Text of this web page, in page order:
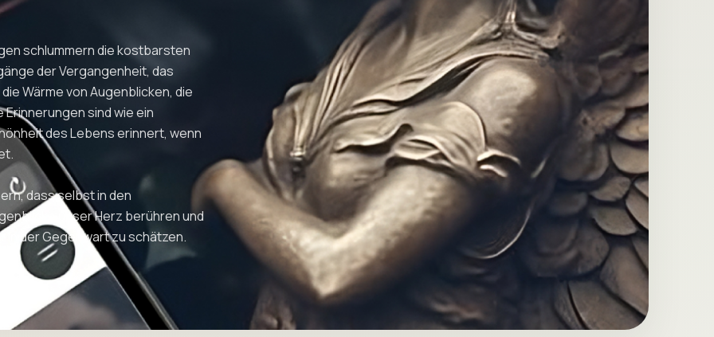
schlummern die kostbarsten
der Vergangenheit, das
Wärme von Augenblicken, die
sind wie ein
des Lebens erinnert, wenn
dass selbst in den
unser Herz berühren und
in der Gegenwart zu schätzen.